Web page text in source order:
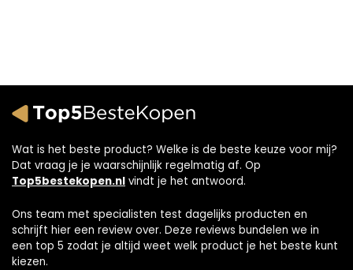
Wat is het beste product? Welke is de beste keuze voor mij?
Dat vraag je je waarschijnlijk regelmatig af. Op
Top5bestekopen.nl vindt je het antwoord.
Ons team met specialisten test dagelijks producten en
schrijft hier een review over. Deze reviews bundelen we in
een top 5 zodat je altijd weet welk product je het beste kunt
kiezen.